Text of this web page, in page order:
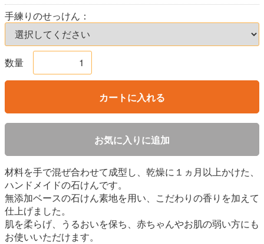
手練りのせっけん：
数量
カートに入れる
お気に入りに追加
材料を手で混ぜ合わせて成型し、乾燥に１ヵ月以上かけた、
ハンドメイドの石けんです。
無添加ベースの石けん素地を用い、こだわりの香りを加えて
仕上げました。
肌を柔らげ、うるおいを保ち、赤ちゃんやお肌の弱い方にも
お使いいただけます。